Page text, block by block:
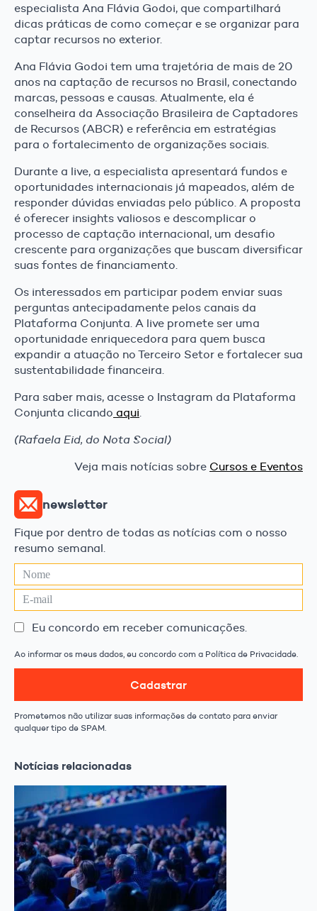
especialista Ana Flávia Godoi, que compartilhará
dicas práticas de como começar e se organizar para
captar recursos no exterior.
Ana Flávia Godoi tem uma trajetória de mais de 20
anos na captação de recursos no Brasil, conectando
marcas, pessoas e causas. Atualmente, ela é
conselheira da Associação Brasileira de Captadores
de Recursos (ABCR) e referência em estratégias
para o fortalecimento de organizações sociais.
Durante a live, a especialista apresentará fundos e
oportunidades internacionais já mapeados, além de
responder dúvidas enviadas pelo público. A proposta
é oferecer insights valiosos e descomplicar o
processo de captação internacional, um desafio
crescente para organizações que buscam diversificar
suas fontes de financiamento.
Os interessados em participar podem enviar suas
perguntas antecipadamente pelos canais da
Plataforma Conjunta. A live promete ser uma
oportunidade enriquecedora para quem busca
expandir a atuação no Terceiro Setor e fortalecer sua
sustentabilidade financeira.
Para saber mais, acesse o Instagram da Plataforma
Conjunta clicando aqui.
(Rafaela Eid, do Nota Social)
Veja mais notícias sobre Cursos e Eventos
newsletter
Fique por dentro de todas as notícias com o nosso
resumo semanal.
Eu concordo em receber comunicações.
Ao informar os meus dados, eu concordo com a Política de Privacidade.
Cadastrar
Prometemos não utilizar suas informações de contato para enviar
qualquer tipo de SPAM.
Notícias relacionadas